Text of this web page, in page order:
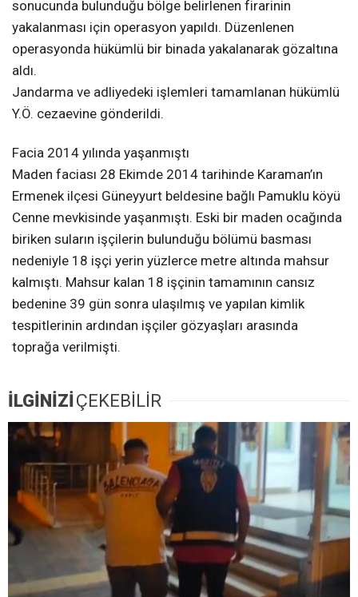
sonucunda bulunduğu bölge belirlenen firarinin
yakalanması için operasyon yapıldı. Düzenlenen
operasyonda hükümlü bir binada yakalanarak gözaltına
aldı.
Jandarma ve adliyedeki işlemleri tamamlanan hükümlü
Y.Ö. cezaevine gönderildi.
Facia 2014 yılında yaşanmıştı
Maden faciası 28 Ekimde 2014 tarihinde Karaman’ın
Ermenek ilçesi Güneyyurt beldesine bağlı Pamuklu köyü
Cenne mevkisinde yaşanmıştı. Eski bir maden ocağında
biriken suların işçilerin bulunduğu bölümü basması
nedeniyle 18 işçi yerin yüzlerce metre altında mahsur
kalmıştı. Mahsur kalan 18 işçinin tamamının cansız
bedenine 39 gün sonra ulaşılmış ve yapılan kimlik
tespitlerinin ardından işçiler gözyaşları arasında
toprağa verilmişti.
İLGİNİZİÇEKEBİLİR